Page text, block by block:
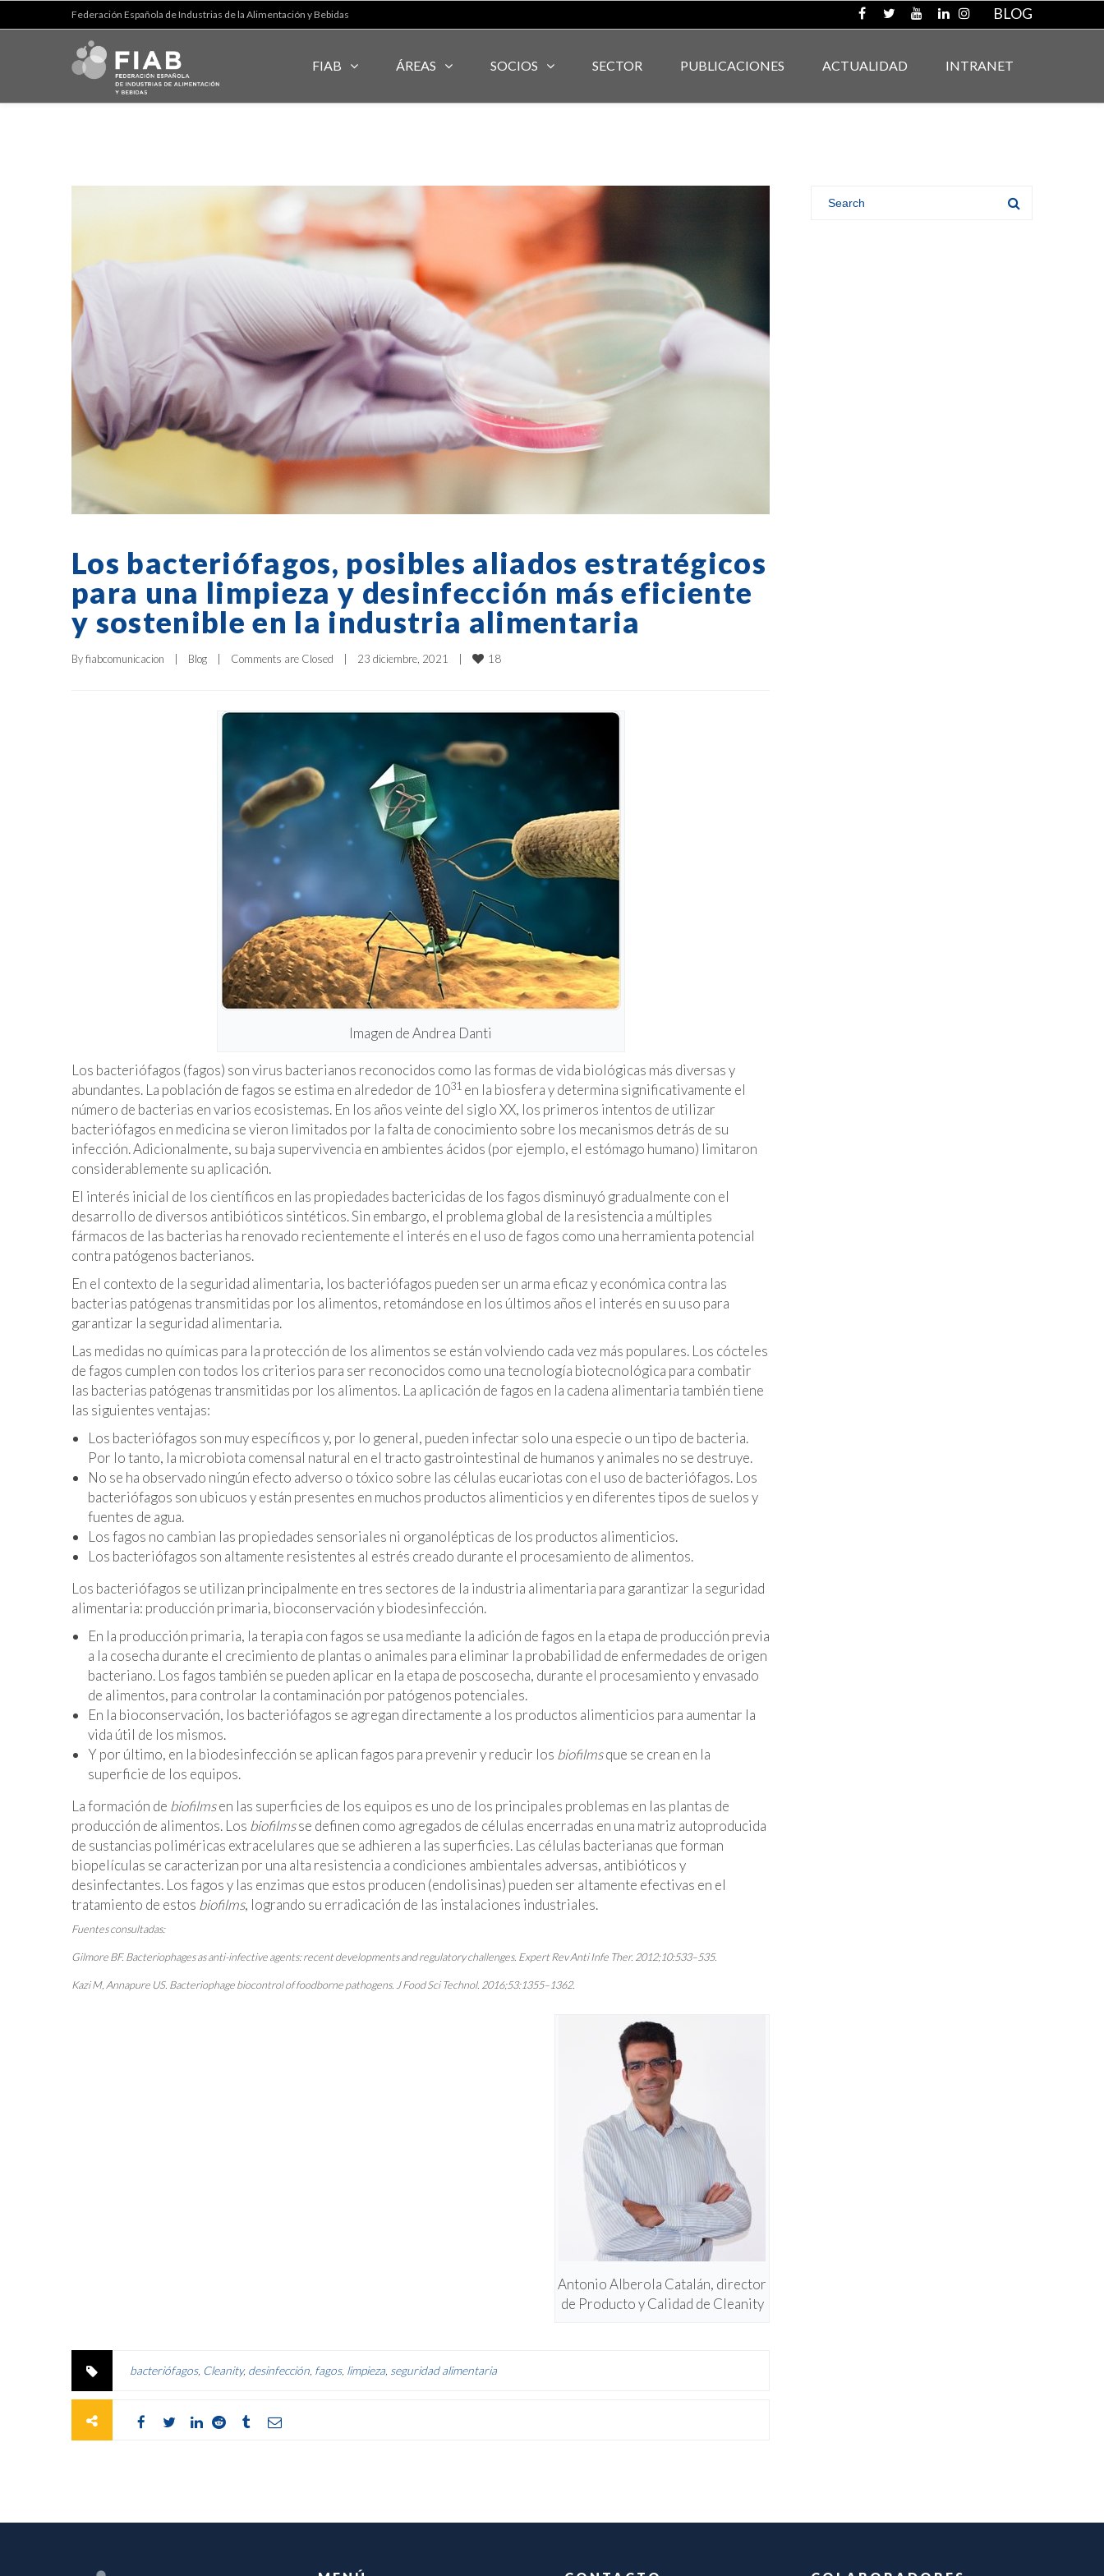
Federación Española de Industrias de la Alimentación y Bebidas BLOG
FIAB ÁREAS SOCIOS SECTOR PUBLICACIONES ACTUALIDAD INTRANET
Los bacteriófagos, posibles aliados estratégicos
para una limpieza y desinfección más eficiente
y sostenible en la industria alimentaria
By fiabcomunicacion Blog Comments are Closed 23 diciembre, 2021 18
Imagen de Andrea Danti
Los bacteriófagos (fagos) son virus bacterianos reconocidos como las formas de vida biológicas más diversas y
abundantes. La población de fagos se estima en alrededor de 1031 en la biosfera y determina significativamente el
número de bacterias en varios ecosistemas. En los años veinte del siglo XX, los primeros intentos de utilizar
bacteriófagos en medicina se vieron limitados por la falta de conocimiento sobre los mecanismos detrás de su
infección. Adicionalmente, su baja supervivencia en ambientes ácidos (por ejemplo, el estómago humano) limitaron
considerablemente su aplicación.
El interés inicial de los científicos en las propiedades bactericidas de los fagos disminuyó gradualmente con el
desarrollo de diversos antibióticos sintéticos. Sin embargo, el problema global de la resistencia a múltiples
fármacos de las bacterias ha renovado recientemente el interés en el uso de fagos como una herramienta potencial
contra patógenos bacterianos.
En el contexto de la seguridad alimentaria, los bacteriófagos pueden ser un arma eficaz y económica contra las
bacterias patógenas transmitidas por los alimentos, retomándose en los últimos años el interés en su uso para
garantizar la seguridad alimentaria.
Las medidas no químicas para la protección de los alimentos se están volviendo cada vez más populares. Los cócteles
de fagos cumplen con todos los criterios para ser reconocidos como una tecnología biotecnológica para combatir
las bacterias patógenas transmitidas por los alimentos. La aplicación de fagos en la cadena alimentaria también tiene
las siguientes ventajas:
Los bacteriófagos son muy específicos y, por lo general, pueden infectar solo una especie o un tipo de bacteria.
Por lo tanto, la microbiota comensal natural en el tracto gastrointestinal de humanos y animales no se destruye.
No se ha observado ningún efecto adverso o tóxico sobre las células eucariotas con el uso de bacteriófagos. Los
bacteriófagos son ubicuos y están presentes en muchos productos alimenticios y en diferentes tipos de suelos y
fuentes de agua.
Los fagos no cambian las propiedades sensoriales ni organolépticas de los productos alimenticios.
Los bacteriófagos son altamente resistentes al estrés creado durante el procesamiento de alimentos.
Los bacteriófagos se utilizan principalmente en tres sectores de la industria alimentaria para garantizar la seguridad
alimentaria: producción primaria, bioconservación y biodesinfección.
En la producción primaria, la terapia con fagos se usa mediante la adición de fagos en la etapa de producción previa
a la cosecha durante el crecimiento de plantas o animales para eliminar la probabilidad de enfermedades de origen
bacteriano. Los fagos también se pueden aplicar en la etapa de poscosecha, durante el procesamiento y envasado
de alimentos, para controlar la contaminación por patógenos potenciales.
En la bioconservación, los bacteriófagos se agregan directamente a los productos alimenticios para aumentar la
vida útil de los mismos.
Y por último, en la biodesinfección se aplican fagos para prevenir y reducir los biofilmsque se crean en la
superficie de los equipos.
La formación de biofilmsen las superficies de los equipos es uno de los principales problemas en las plantas de
producción de alimentos. Los biofilmsse definen como agregados de células encerradas en una matriz autoproducida
de sustancias poliméricas extracelulares que se adhieren a las superficies. Las células bacterianas que forman
biopelículas se caracterizan por una alta resistencia a condiciones ambientales adversas, antibióticos y
desinfectantes. Los fagos y las enzimas que estos producen (endolisinas) pueden ser altamente efectivas en el
tratamiento de estos biofilms, logrando su erradicación de las instalaciones industriales.
Fuentes consultadas:
Gilmore BF. Bacteriophages as anti-infective agents: recent developments and regulatory challenges. Expert Rev Anti Infe Ther. 2012;10:533–535.
Kazi M, Annapure US. Bacteriophage biocontrol of foodborne pathogens. J Food Sci Technol. 2016;53:1355–1362.
Antonio Alberola Catalán, director
de Producto y Calidad de Cleanity
bacteriófagos, Cleanity, desinfección fagos, limpieza seguridad alimentaria